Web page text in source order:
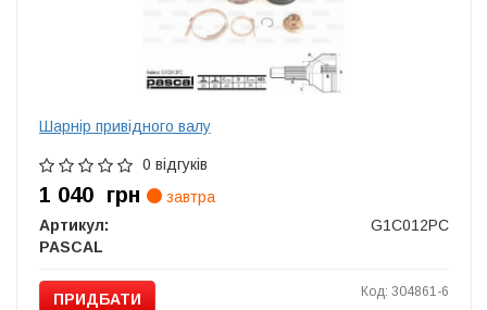
Шарнір привідного валу
0 відгуків
1 040 грн
завтра
Артикул:
G1C012PC
PASCAL
ПРИДБАТИ Код: 304861-6